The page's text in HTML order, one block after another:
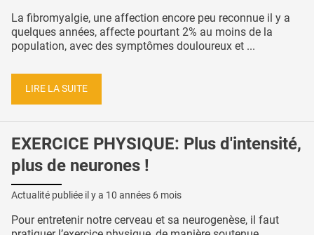
La fibromyalgie, une affection encore peu reconnue il y a
quelques années, affecte pourtant 2% au moins de la
population, avec des symptômes douloureux et ...
LIRE LA SUITE
EXERCICE PHYSIQUE: Plus d'intensité,
plus de neurones !
Actualité publiée il y a 10 années 6 mois
Pour entretenir notre cerveau et sa neurogenèse, il faut